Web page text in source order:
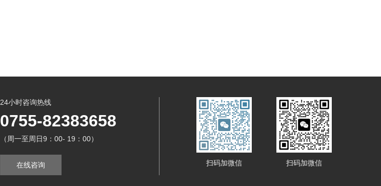
24小时咨询热线
0755-82383658
（周一至周日9：00- 19：00）
在线咨询 扫码加微信 扫码加微信